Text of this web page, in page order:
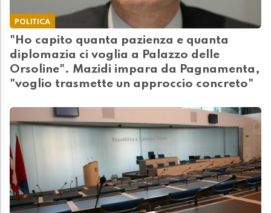
POLITICA
"Ho capito quanta pazienza e quanta
diplomazia ci voglia a Palazzo delle
Orsoline". Mazidi impara da Pagnamenta,
"voglio trasmette un approccio concreto"